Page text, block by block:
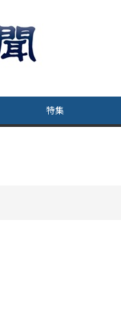
特集